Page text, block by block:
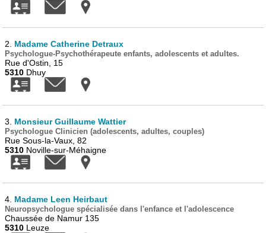
2. Madame Catherine Detraux
Psychologue-Psychothérapeute enfants, adolescents et adultes.
Rue d'Ostin, 15
5310 Dhuy
3. Monsieur Guillaume Wattier
Psychologue Clinicien (adolescents, adultes, couples)
Rue Sous-la-Vaux, 82
5310 Noville-sur-Méhaigne
4. Madame Leen Heirbaut
Neuropsychologue spécialisée dans l'enfance et l'adolescence
Chaussée de Namur 135
5310 Leuze